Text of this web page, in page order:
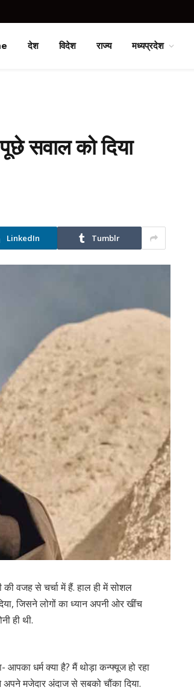
देश विदेश राज्य मध्यप्रदेश
सवाल को दिया
LinkedIn Tumblr
की वजह से चर्चा में हैं. हाल ही में सोशल
जिसने लोगों का ध्यान अपनी ओर खींच
ही थी.
धर्म क्या है? मैं थोड़ा कन्फ्यूज हो रहा
मजेदार अंदाज से सबको चौंका दिया.